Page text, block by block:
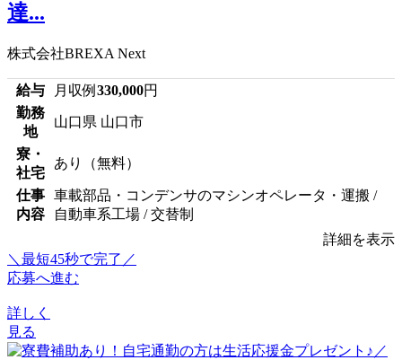
達...
株式会社BREXA Next
給与 月収例 330,000円
勤務
地
山口県 山口市
寮・
社宅
あり（無料）
仕事
内容
車載部品・コンデンサのマシンオペレータ・運搬 /
自動車系工場 / 交替制
詳細を表示
＼最短45秒で完了／
応募へ進む
詳しく
見る